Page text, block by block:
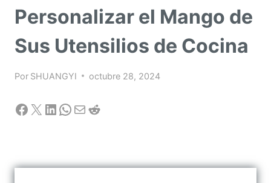
Personalizar el Mango de
Sus Utensilios de Cocina
Por SHUANGYI octubre 28, 2024
Facebook X LinkedIn WhatsApp Correo electrónico Reddit